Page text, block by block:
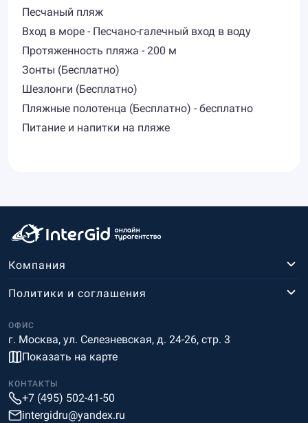
Песчаный пляж
Вход в море - Песчано-галечный вход в воду
Протяженность пляжа - 200 м
Зонты (Бесплатно)
Шезлонги (Бесплатно)
Пляжные полотенца (Бесплатно) - бесплатно
Питание и напитки на пляже
Компания
ОФИС
г. Москва, ул. Селезневская, д. 24-26, стр. 3
Показать на карте
Политики и соглашения
КОНТАКТЫ
+7 (495) 502-41-50
intergidru@yandex.ru